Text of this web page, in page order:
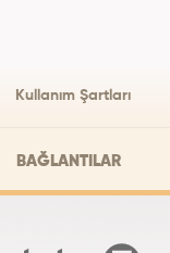
Kullanım Şartları
BAĞLANTILAR